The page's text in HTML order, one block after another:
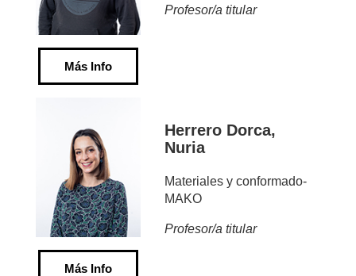
Más Info
Profesor/a titular
Más Info
Herrero Dorca,
Nuria
Materiales y conformado-
MAKO
Profesor/a titular